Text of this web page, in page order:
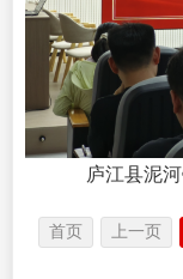
庐江县泥
首页 上一页